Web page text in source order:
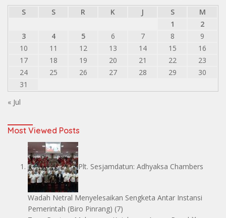
S
S R K J S
M
1
2
3
4 5 6 7 8
9
10
11 12 13 14 15
16
17
18 19 20 21 22
23
24
25 26 27 28 29
30
31
« Jul
Most Viewed Posts
Plt. Sesjamdatun: Adhyaksa Chambers
Wadah Netral Menyelesaikan Sengketa Antar Instansi
Pemerintah (Biro Pinrang) (7)